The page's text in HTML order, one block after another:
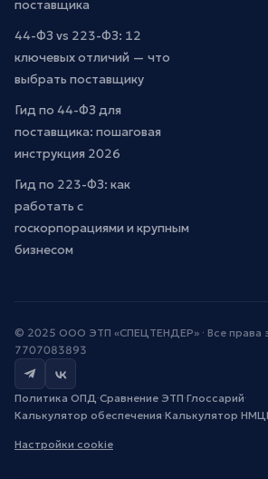
поставщика
44-ФЗ vs 223-ФЗ: 12
ключевых отличий — что
выбрать поставщику
Гид по 44-ФЗ для
поставщика: пошаговая
инструкция 2026
Гид по 223-ФЗ: как
работать с
госкорпорациями и крупным
бизнесом
© 2025 ООО ЭТП «СПЕЦТЕНДЕР» · Все права
7707083893
Политика ОПД·Сравнение ЭТП·Глоссарий·
Калькулятор обеспечения·Калькулятор
Настройки cookie